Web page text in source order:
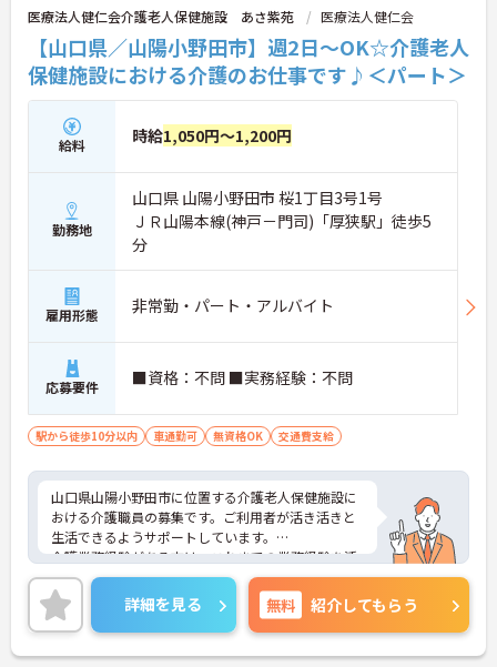
医療法人健仁会介護老人保健施設 あさ紫苑 医療法人健仁会
【山口県／山陽小野田市】週2日～OK☆介護老人
保健施設における介護のお仕事です♪＜パート＞
給料 時給1,050円～1,200円
勤務地
山口県 山陽小野田市 桜1丁目3号1号
ＪＲ山陽本線(神戸－門司)「厚狭駅」徒歩5
分
雇用形態 非常勤・パート・アルバイト
応募要件 ■資格：不問 ■実務経験：不問
駅から徒歩10分以内 車通勤可 無資格OK 交通費支給
山口県山陽小野田市に位置する介護老人保健施設に
おける介護職員の募集です。ご利用者が活き活きと
生活できるようサポートしています。
介護業務経験がある方は、これまでの業務経験を活
かしながら就業できる環境です。ご利用者に寄り添
って介護サービスを提供を行っていただける方を募
集しています。
ご興味のある方には、面接対策ポイントなど、さら
に詳細をお話しいたしますのでお気軽にご相談くだ
詳細を見る 無料 紹介してもらう